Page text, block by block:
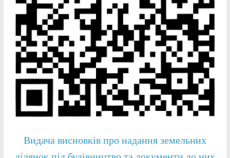
Видача висновків про надання земельних